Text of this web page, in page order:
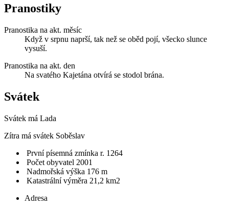
Pranostiky
Pranostika na akt. měsíc
Když v srpnu naprší, tak než se oběd pojí, všecko slunce
vysuší.
Pranostika na akt. den
Na svatého Kajetána otvírá se stodol brána.
Svátek
Svátek má Lada
Zítra má svátek Soběslav
První písemná zmínka r. 1264
Počet obyvatel 2001
Nadmořská výška 176 m
Katastrální výměra 21,2 km2
Adresa